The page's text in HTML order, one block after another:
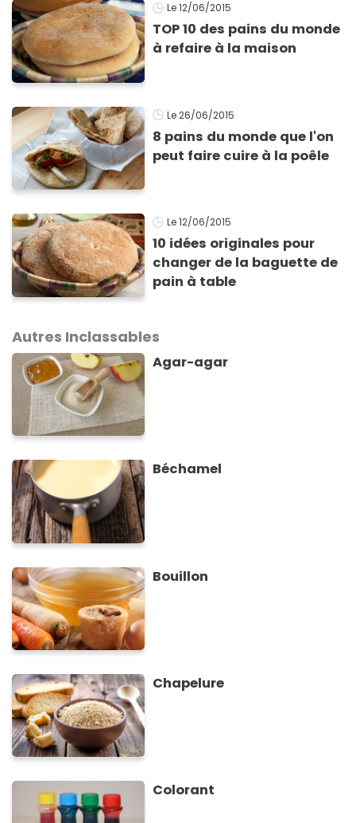
Le 12/06/2015
TOP 10 des pains du monde
à refaire à la maison
Le 26/06/2015
8 pains du monde que l'on
peut faire cuire à la poêle
Le 12/06/2015
10 idées originales pour
changer de la baguette de
pain à table
Autres Inclassables
Agar-agar
Béchamel
Bouillon
Chapelure
Colorant